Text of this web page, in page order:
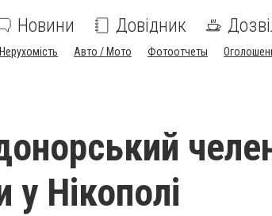
Новини Довідник
Нерухомість Авто / Мото Фотоотчеты
у Нікополі